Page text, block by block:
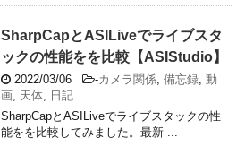
SharpCapとASILiveでライブスタ
ックの性能をを比較【ASIStudio】
2022/03/06 -カメラ関係 備忘録 動
画 天体
日記
SharpCapとASILiveでライブスタックの性
能をを比較してみました。最新 ...